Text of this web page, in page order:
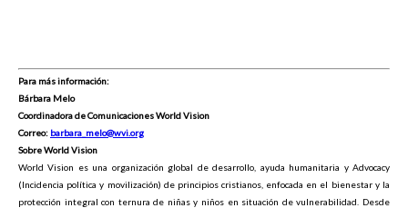
Para más información:
Bárbara Melo
Coordinadora de Comunicaciones World Vision
Correo: barbara_melo@wvi.org
Sobre World Vision
World Vision es una organización global de desarrollo, ayuda humanitaria y Advocacy
(Incidencia política y movilización) de principios cristianos, enfocada en el bienestar y la
protección integral con ternura de niñas y niños en situación de vulnerabilidad. Desde